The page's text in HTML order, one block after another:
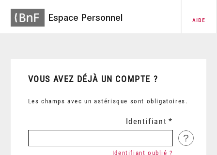
Espace Personnel AIDE
VOUS AVEZ DÉJÀ UN COMPTE ?
Les champs avec un astérisque sont obligatoires.
Identifiant
?
Identifiant oublié ?